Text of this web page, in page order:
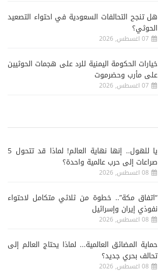
هل تنجح التحالفات السعودية في احتواء التصعيد
الحوثي؟
07 اغسطس, 2026
خيارات الحكومة اليمنية للرد على هجمات الحوثيين
على مأرب وحضرموت
07 اغسطس, 2026
يا للهول.. إنها نهاية العالم! لماذا قد تتحول 5
صراعات إلى حرب عالمية واحدة؟
08 اغسطس, 2026
“اتفاق مكة”.. خطوة من ثلاثي متكامل لاحتواء
نفوذي إيران وإسرائيل
08 اغسطس, 2026
حماية المضائق العالمية... لماذا يحتاج العالم إلى
تحالف بحري جديد؟
08 اغسطس, 2026